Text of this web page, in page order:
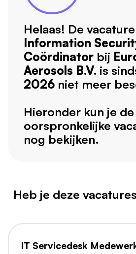
Helaas! De vacature
Information
Coördinator bij
Aerosols B.V. is
2026 niet meer
Hieronder kun je de
oorspronkelijke
nog bekijken.
Heb je deze
IT Servicedesk